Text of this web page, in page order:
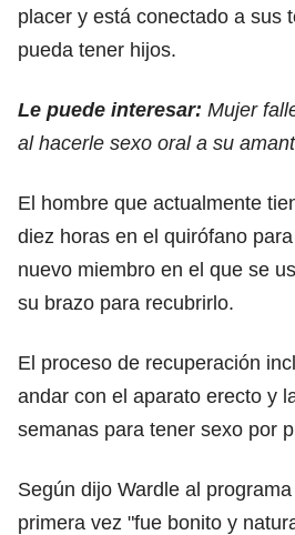
placer y está conectado a sus
pueda tener hijos.
Le puede interesar: Mujer
al hacerle sexo oral a su
El hombre que actualmente
diez horas en el quirófano
nuevo miembro en el que se
su brazo para recubrirlo.
El proceso de recuperación
andar con el aparato erecto y
semanas para tener sexo por
Según dijo Wardle al
primera vez "fue bonito y